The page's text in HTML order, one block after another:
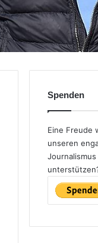
Spenden
Eine Freude
unseren